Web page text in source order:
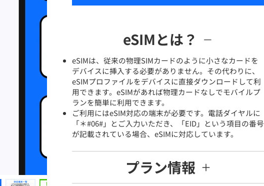
eSIMとは？
eSIMは、従来の物理SIMカードのように小さなカードを
デバイスに挿入する必要がありません。その代わりに、
eSIMプロファイルをデバイスに直接ダウンロードして利
用できます。eSIMがあれば物理カードなしでモバイルプ
ランを簡単に利用できます。
ご利用にはeSIM対応の端末が必要です。電話ダイヤルに
「＊#06#」とご入力いただき、「EID」という項目の番号
が記載されている場合、eSIMに対応しています。
プラン情報